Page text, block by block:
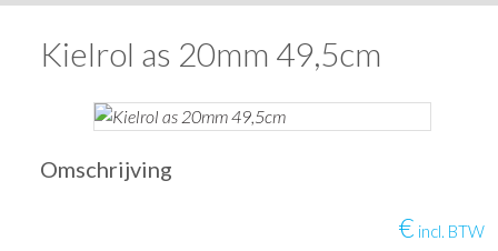
Kielrol as 20mm 49,5cm
Omschrijving
€ incl. BTW